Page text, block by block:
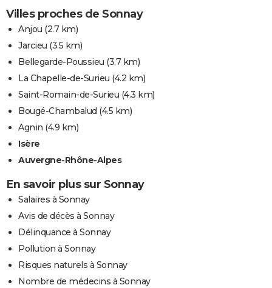
Villes proches de Sonnay
Anjou (2.7 km)
Jarcieu (3.5 km)
Bellegarde-Poussieu (3.7 km)
La Chapelle-de-Surieu (4.2 km)
Saint-Romain-de-Surieu (4.3 km)
Bougé-Chambalud (4.5 km)
Agnin (4.9 km)
Isère
Auvergne-Rhône-Alpes
En savoir plus sur Sonnay
Salaires à Sonnay
Avis de décès à Sonnay
Délinquance à Sonnay
Pollution à Sonnay
Risques naturels à Sonnay
Nombre de médecins à Sonnay